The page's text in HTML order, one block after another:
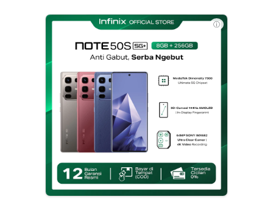
ⓘ